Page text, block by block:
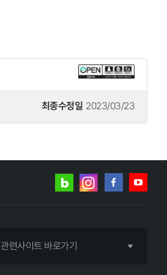
최종수정일 2023/03/23
네이버
인스타그램
관련사이트 바로가기